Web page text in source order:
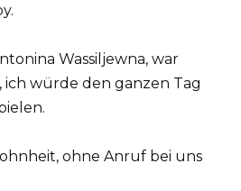
Wassiljewna, war
würde den ganzen Tag
ohne Anruf bei uns